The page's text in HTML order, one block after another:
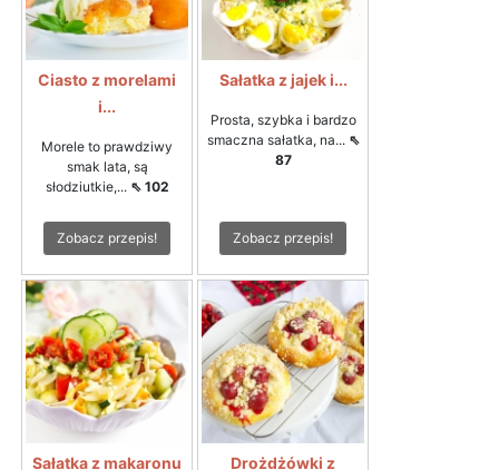
Ciasto z morelami
i...
Morele to prawdziwy
smak lata, są
słodziutkie,... ⇖ 102
Zobacz przepis!
Sałatka z jajek i...
Prosta, szybka i bardzo
smaczna sałatka, na... ⇖
87
Zobacz przepis!
Sałatka z makaronu Drożdżówki z